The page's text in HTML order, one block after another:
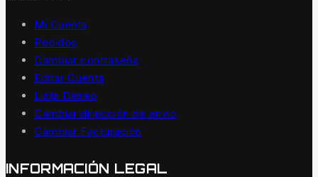
Mi Cuenta
Pedidos
Cambiar contraseña
Editar Cuenta
Lista Deseo
Cambiar dirección de envío
Cambiar Facturación
INFORMACIÓN LEGAL